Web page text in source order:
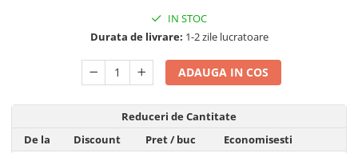
Tapet 3D Autoadeziv
Uscatoare si Standere Haine
Articole pentru Iluminat
Corpuri de iluminat
IN STOC
Durata de livrare: 1-2 zile lucratoare
ADAUGA IN COS
Reduceri de Cantitate
De la
Discount Pret/ buc
Economisesti